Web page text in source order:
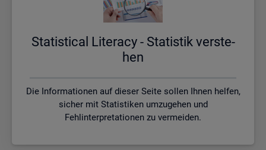
Sta­ti­s­ti­cal Li­te­r­acy - Sta­tis­tik ver­ste­
hen
Die Informationen auf dieser Seite sollen Ihnen helfen,
sicher mit Statistiken umzugehen und
Fehlinterpretationen zu vermeiden.